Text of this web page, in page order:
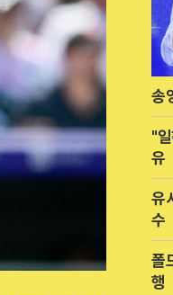
송
"
유
유
수
폴
행